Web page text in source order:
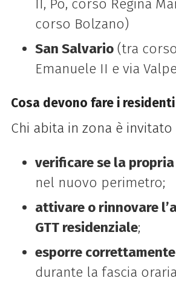
II, Po, corso Regina
corso Bolzano)
San Salvario(tra
Emanuele II e via
Cosa devono fare i residenti
Chi abita in zona è invitato
verificare se la
nel nuovo perimetro;
attivare o rinnovare
GTT residenziale;
esporre
durante la fascia